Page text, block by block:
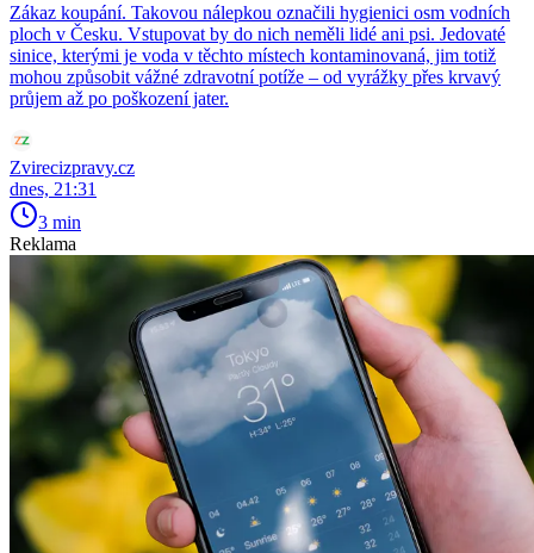
Zákaz koupání. Takovou nálepkou označili hygienici osm vodních
ploch v Česku. Vstupovat by do nich neměli lidé ani psi. Jedovaté
sinice, kterými je voda v těchto místech kontaminovaná, jim totiž
mohou způsobit vážné zdravotní potíže – od vyrážky přes krvavý
průjem až po poškození jater.
Zvirecizpravy.cz
dnes, 21:31
3 min
Reklama